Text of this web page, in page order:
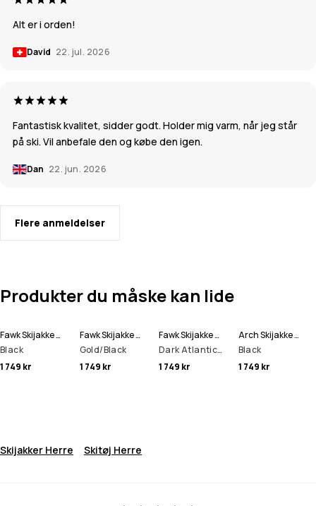
Alt er i orden!
David 22. jul. 2026
Fantastisk kvalitet, sidder godt. Holder mig varm, når jeg står
på ski. Vil anbefale den og købe den igen.
Dan 22. jun. 2026
Flere anmeldelser
Produkter du måske kan lide
Fawk Skijakke Herre
Black
1 749 kr
Fawk Skijakke Herre
Gold/Black
1 749 kr
Fawk Skijakke Herre
Dark Atlantic/Black
1 749 kr
Arch Skijakke Herre
Black
1 749 kr
Skijakker Herre Skitøj Herre